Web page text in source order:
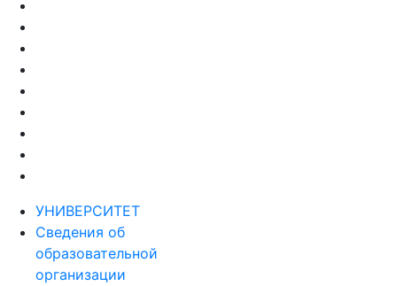
Сведения об
образовательной
организации
Ректор